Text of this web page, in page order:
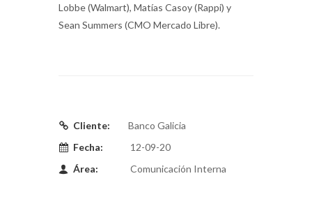
Lobbe (Walmart), Matías Casoy (Rappi) y
Sean Summers (CMO Mercado Libre).
Cliente:
Banco Galicia
Fecha:
12-09-20
Área:
Comunicación Interna